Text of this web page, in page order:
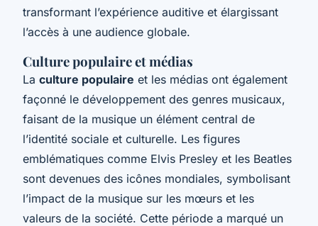
transformant l’expérience auditive et élargissant
l’accès à une audience globale.
Culture populaire et médias
La culture populaire et les médias ont également
façonné le développement des genres musicaux,
faisant de la musique un élément central de
l’identité sociale et culturelle. Les figures
emblématiques comme Elvis Presley et les Beatles
sont devenues des icônes mondiales, symbolisant
l’impact de la musique sur les mœurs et les
valeurs de la société. Cette période a marqué un